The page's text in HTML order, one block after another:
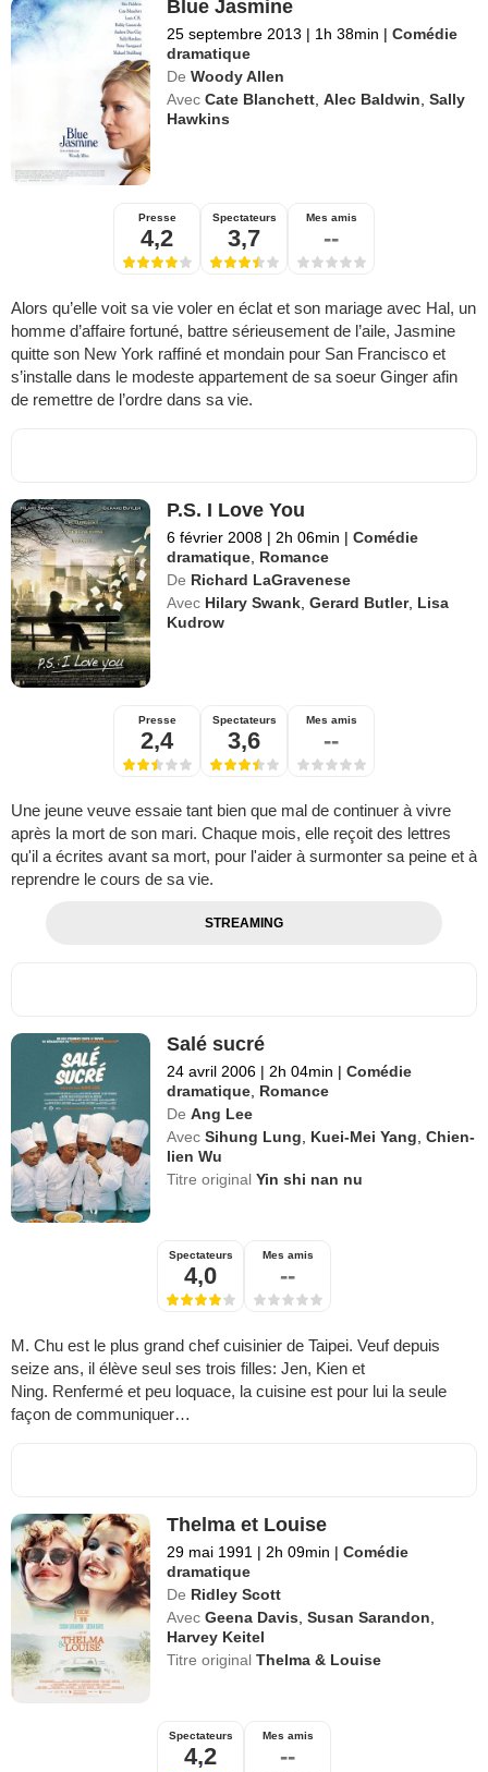
Blue Jasmine
25 septembre 2013 | 1h 38min | Comédie
dramatique
De Woody Allen
Avec Cate Blanchett ,Alec Baldwin ,Sally
Hawkins
Presse
4,2
Spectateurs
3,7
Mes amis
--
Alors qu’elle voit sa vie voler en éclat et son mariage avec Hal, un
homme d’affaire fortuné, battre sérieusement de l’aile, Jasmine
quitte son New York raffiné et mondain pour San Francisco et
s’installe dans le modeste appartement de sa soeur Ginger afin
de remettre de l’ordre dans sa vie.
P.S. I Love You
6 février 2008 | 2h 06min | Comédie
dramatique Romance
De Richard LaGravenese
Avec Hilary Swank ,Gerard Butler, Lisa
Kudrow
Presse
2,4
Spectateurs
3,6
Mes amis
--
Une jeune veuve essaie tant bien que mal de continuer à vivre
après la mort de son mari. Chaque mois, elle reçoit des lettres
qu'il a écrites avant sa mort, pour l'aider à surmonter sa peine et à
reprendre le cours de sa vie.
STREAMING
Salé sucré
24 avril 2006 | 2h 04min | Comédie
dramatique, Romance
De Ang Lee
Avec Sihung Lung, Kuei-Mei Yang,Chien-
lien Wu
Titre originalYin shi nan nu
Spectateurs
4,0
Mes amis
--
M. Chu est le plus grand chef cuisinier de Taipei. Veuf depuis
seize ans, il élève seul ses trois filles: Jen, Kien et
Ning. Renfermé et peu loquace, la cuisine est pour lui la seule
façon de communiquer…
Thelma et Louise
29 mai 1991 | 2h 09min | Comédie
dramatique
De Ridley Scott
Avec Geena Davis,Susan Sarandon,
Harvey Keitel
Titre originalThelma & Louise
Spectateurs
4,2
Mes amis
--